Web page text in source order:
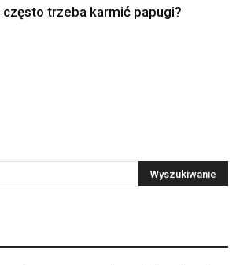
często trzeba karmić papugi?